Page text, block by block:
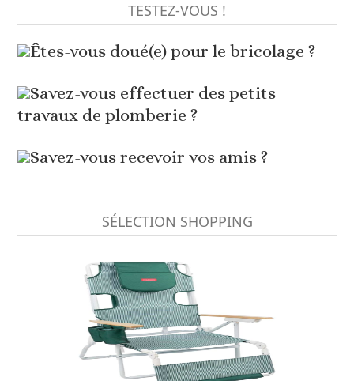
TESTEZ-VOUS !
Êtes-vous doué(e) pour le bricolage ?
Savez-vous effectuer des petits
travaux de plomberie ?
Savez-vous recevoir vos amis ?
SÉLECTION SHOPPING